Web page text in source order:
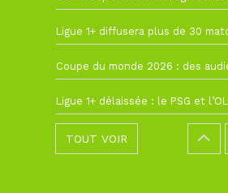
TOUT VOIR